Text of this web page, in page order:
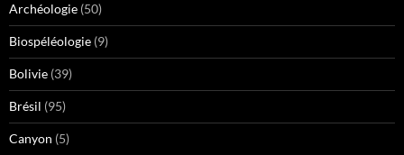
Archéologie (50)
Biospéléologie (9)
Bolivie (39)
Brésil (95)
Canyon (5)